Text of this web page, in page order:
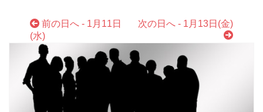
前の日へ - 1月11日
(水)
次の日へ - 1月13日(金)